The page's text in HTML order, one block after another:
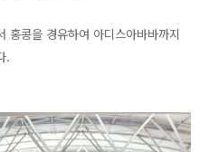
홍콩을 경유하여 아디스아바바까지
.